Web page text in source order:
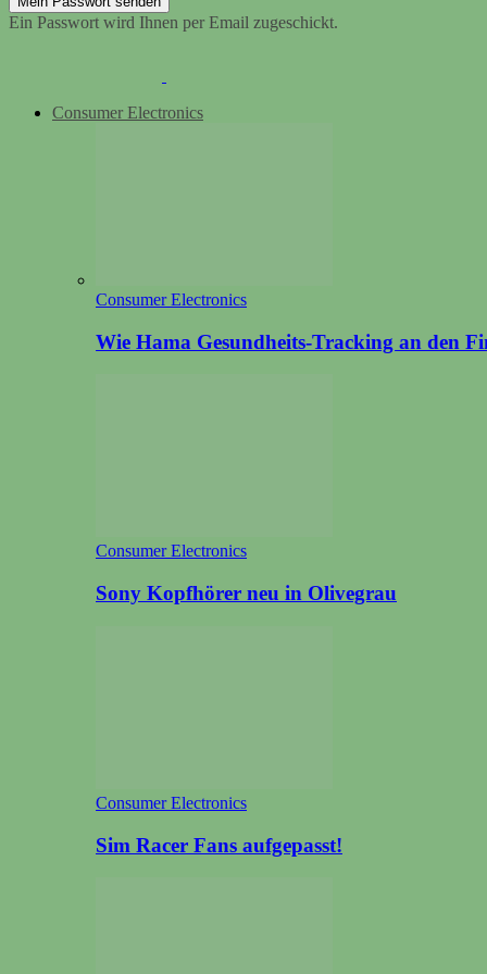
Ein Passwort wird Ihnen per Email zugeschickt.
Consumer Electronics
Consumer Electronics
Wie Hama Gesundheits-Tracking an den
Consumer Electronics
Sony Kopfhörer neu in Olivegrau
Consumer Electronics
Sim Racer Fans aufgepasst!